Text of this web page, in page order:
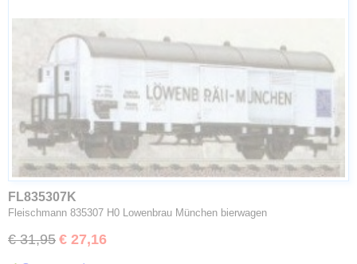
FL835307K
Fleischmann 835307 H0 Lowenbrau München bierwagen
€ 31,95 € 27,16